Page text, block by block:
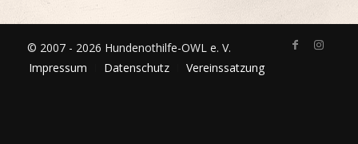
© 2007 - 2026 Hundenothilfe-OWL e. V.
Impressum
Datenschutz Vereinssatzung